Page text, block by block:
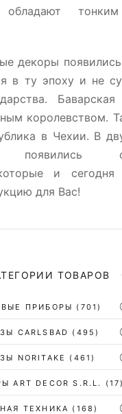
тонким
декоры
в ту эпоху и не
Баварская
королевством.
в Чехии. В
появились
и сегодня
для Вас!
ТОВАРОВ
ПРИБОРЫ (701)
CARLSBAD (495)
NORITAKE (461)
ART DECOR S.R.L. (17)
ТЕХНИКА (168)